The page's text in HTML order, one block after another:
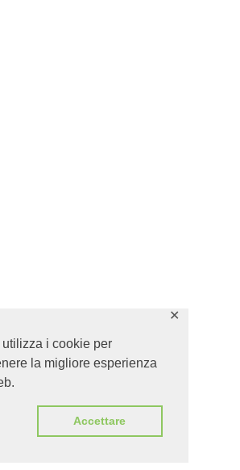
i cookie per
la migliore esperienza
Accettare
✕